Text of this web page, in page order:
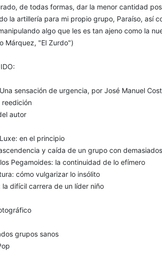
de todas formas, dar la menor cantidad
la artillería para mi propio grupo, Paraíso, así
algo que les es tan ajeno como la
Márquez, "El Zurdo")
sensación de urgencia, por José Manuel
reedición
autor
en el principio
y caída de un grupo con
Pegamoides: la continuidad de lo efímero
cómo vulgarizar lo insólito
la difícil carrera de un líder niño
grupos sanos